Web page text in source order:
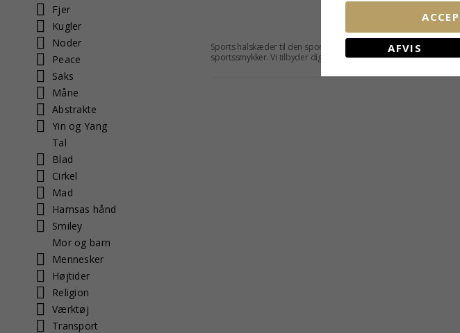
Fjer
Kugler
Noder
Peace
Saks
Måne
Abstrakte
Yin og Yang
Tal
Blad
Cirkel
Mad
Hamsas hånd
Smiley
Mor og barn
Mennesker
Højtider
Religion
Værktøj
Transport
Sports halskæder til den sporty type. Hos CHANTI gør vi meget
sportssmykker. Vi tilbyder dig sportshalskæder med trøjer eller
AFVIS